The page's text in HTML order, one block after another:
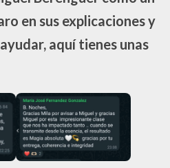
en sus explicaciones y
aquí tienes unas